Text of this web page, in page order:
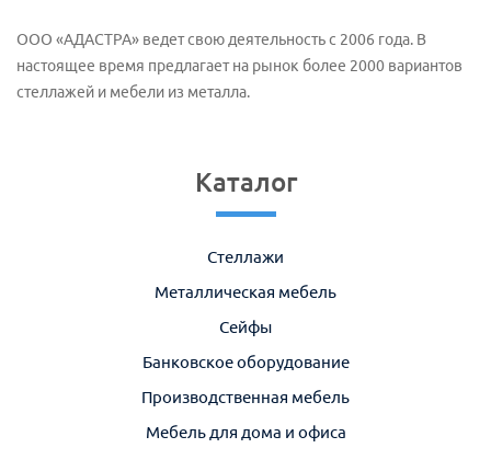
ООО «АДАСТРА» ведет свою деятельность с 2006 года. В
настоящее время предлагает на рынок более 2000 вариантов
стеллажей и мебели из металла.
Каталог
Стеллажи
Металлическая мебель
Сейфы
Банковское оборудование
Производственная мебель
Мебель для дома и офиса